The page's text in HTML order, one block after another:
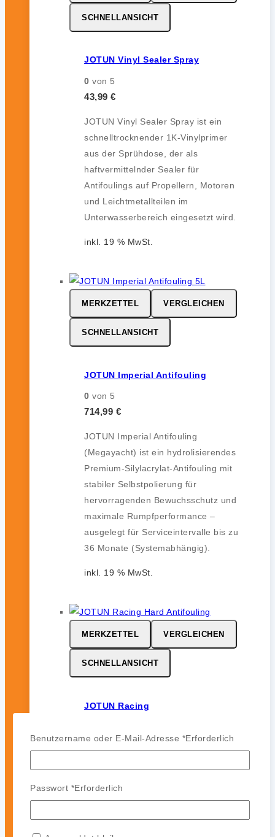
SCHNELLANSICHT
JOTUN Vinyl Sealer Spray
0 von 5
43,99 €
JOTUN Vinyl Sealer Spray ist ein
schnelltrocknender 1K-Vinylprimer
aus der Sprühdose, der als
haftvermittelnder Sealer für
Antifoulings auf Propellern, Motoren
und Leichtmetallteilen im
Unterwasserbereich eingesetzt wird.
inkl. 19 % MwSt.
MERKZETTEL VERGLEICHEN
SCHNELLANSICHT
JOTUN Imperial Antifouling
0 von 5
714,99 €
JOTUN Imperial Antifouling
(Megayacht) ist ein hydrolisierendes
Premium-Silylacrylat-Antifouling mit
stabiler Selbstpolierung für
hervorragenden Bewuchsschutz und
maximale Rumpfperformance –
ausgelegt für Serviceintervalle bis zu
36 Monate (Systemabhängig).
inkl. 19 % MwSt.
MERKZETTEL VERGLEICHEN
SCHNELLANSICHT
JOTUN Racing
164,99 €-142,99€
JOTUN Racing ist ein
leistungsstarkes Hartantifouling für
Hochgeschwindigkeits- und
Benutzername oder E-Mail-Adresse *Erforderlich
Passwort *Erforderlich